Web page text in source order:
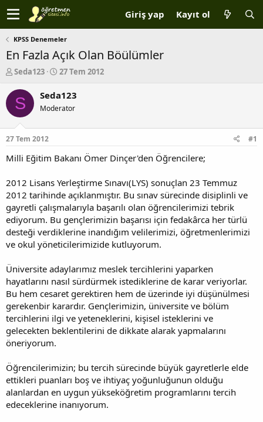
Giriş yap Kayıt ol
KPSS Denemeler
En Fazla Açık Olan Böülümler
K
n
b
u
u
b
a
a
t
a
n
Seda123
B
ş
a
ç
r
i
h
i
27 Tem 2012
S Seda123
Moderator
27 Tem 2012 #1
Milli Eğitim Bakanı Ömer Dinçer'den Öğrencilere;
2012 Lisans Yerleştirme Sınavı(LYS) sonuçlan 23 Temmuz
2012 tarihinde açıklanmıştır. Bu sınav sürecinde disiplinli ve
gayretli çalışmalarıyla başarılı olan öğrencilerimizi tebrik
ediyorum. Bu gençlerimizin başarısı için fedakârca her türlü
desteği verdiklerine inandığım velilerimizi, öğretmenlerimizi
ve okul yöneticilerimizide kutluyorum.
Üniversite adaylarımız meslek tercihlerini yaparken
hayatlarını nasıl sürdürmek istediklerine de karar veriyorlar.
Bu hem cesaret gerektiren hem de üzerinde iyi düşünülmesi
gerekenbir karardır. Gençlerimizin, üniversite ve bölüm
tercihlerini ilgi ve yeteneklerini, kişisel isteklerini ve
gelecekten beklentilerini de dikkate alarak yapmalarını
öneriyorum.
Öğrencilerimizin; bu tercih sürecinde büyük gayretlerle elde
ettikleri puanları boş ve ihtiyaç yoğunluğunun olduğu
alanlardan en uygun yükseköğretim programlarını tercih
edeceklerine inanıyorum.